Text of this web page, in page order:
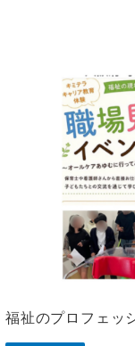
福祉のプロフェッ